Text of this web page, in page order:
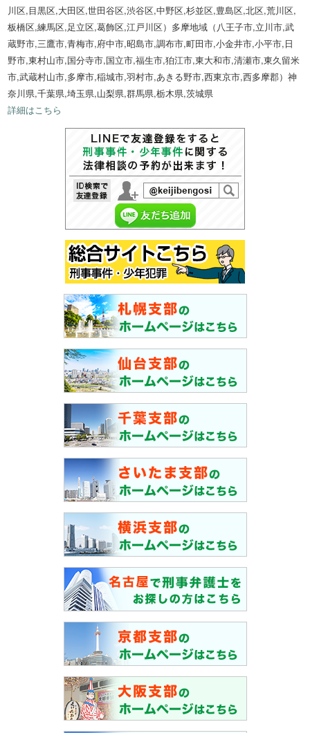
川区,目黒区,大田区,世田谷区,渋谷区,中野区,杉並区,豊島区,北区,荒川区,
板橋区,練馬区,足立区,葛飾区,江戸川区）多摩地域（八王子市,立川市,武
蔵野市,三鷹市,青梅市,府中市,昭島市,調布市,町田市,小金井市,小平市,日
野市,東村山市,国分寺市,国立市,福生市,狛江市,東大和市,清瀬市,東久留米
市,武蔵村山市,多摩市,稲城市,羽村市,あきる野市,西東京市,西多摩郡）神
奈川県,千葉県,埼玉県,山梨県,群馬県,栃木県,茨城県
詳細はこちら